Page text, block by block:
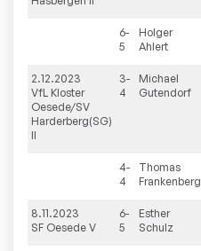
6-
5
Holger
Ahlert
2.12.2023
VfL Kloster
Oesede/SV
Harderberg(SG)
II
3-
4
Michael
Gutendorf
4-
4
Thomas
Frankenberg
8.11.2023
SF Oesede V
6-
5
Esther
Schulz